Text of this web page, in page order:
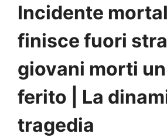
Incidente
finisce fuori
giovani morti
ferito | La
tragedia